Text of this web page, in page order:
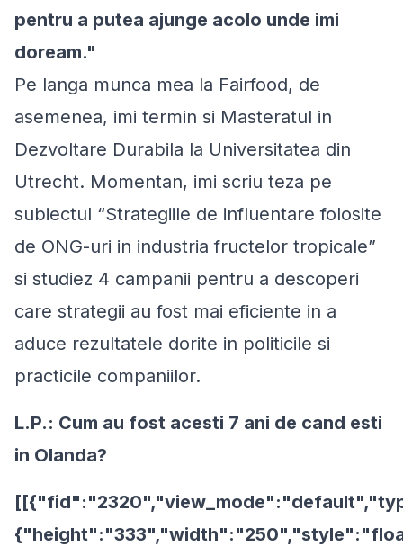
pentru a putea ajunge acolo unde imi
doream."
Pe langa munca mea la Fairfood, de
asemenea, imi termin si Masteratul in
Dezvoltare Durabila la Universitatea din
Utrecht. Momentan, imi scriu teza pe
subiectul “Strategiile de influentare folosite
de ONG-uri in industria fructelor tropicale”
si studiez 4 campanii pentru a descoperi
care strategii au fost mai eficiente in a
aduce rezultatele dorite in politicile si
practicile companiilor.
L.P.: Cum au fost acesti 7 ani de cand esti
in Olanda?